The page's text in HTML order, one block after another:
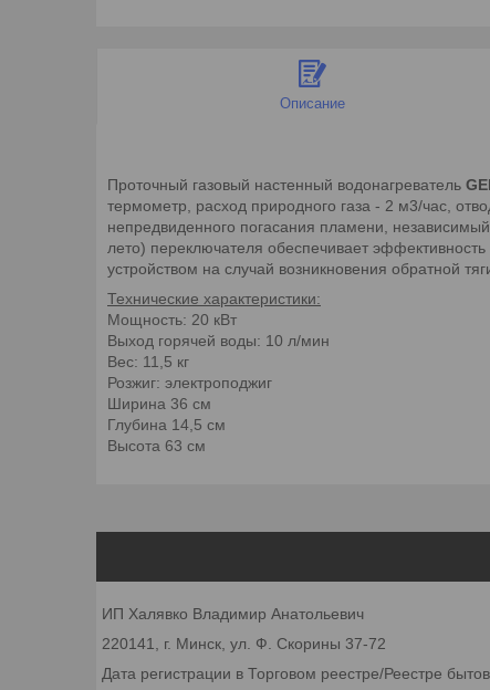
Описание
Проточный газовый настенный водонагреватель
термометр, расход природного газа - 2 м3/час,
непредвиденного погасания пламени,
лето) переключателя обеспечивает
устройством на случай возникновения обратной
Технические характеристики:
Мощность: 20 кВт
Выход горячей воды: 10 л/мин
Вес: 11,5 кг
Розжиг: электроподжиг
Ширина 36 см
Глубина 14,5 см
Высота 63 см
ИП Халявко Владимир Анатольевич
220141, г. Минск, ул. Ф. Скорины 37-72
Дата регистрации в Торговом реестре/Реестре